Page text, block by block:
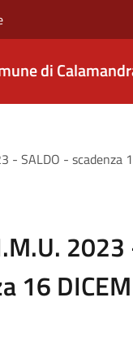
di
- SALDO - scadenza
2023
16